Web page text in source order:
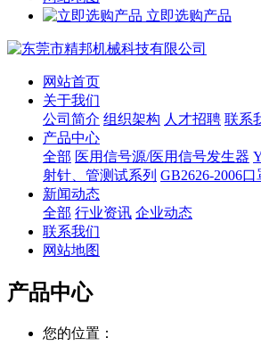
立即选购产品
网站首页
关于我们
公司简介 组织架构 人才招聘 联系
产品中心
全部 医用信号源/医用信号发生器
射针、管测试系列 GB2626-2006
新闻动态
全部 行业资讯 企业动态
联系我们
网站地图
产品中心
您的位置：